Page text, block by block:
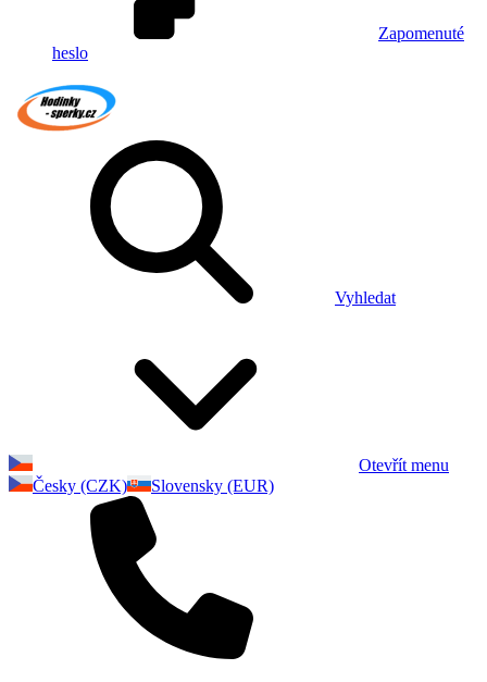
Zapomenuté
heslo
Vyhledat
Otevřít menu
Česky (CZK)
Slovensky (EUR)